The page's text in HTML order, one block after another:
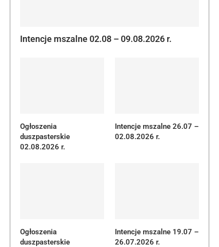
Intencje mszalne 02.08 – 09.08.2026 r.
Ogłoszenia
duszpasterskie
02.08.2026 r.
Intencje mszalne 26.07 –
02.08.2026 r.
Ogłoszenia
duszpasterskie
Intencje mszalne 19.07 –
26.07.2026 r.